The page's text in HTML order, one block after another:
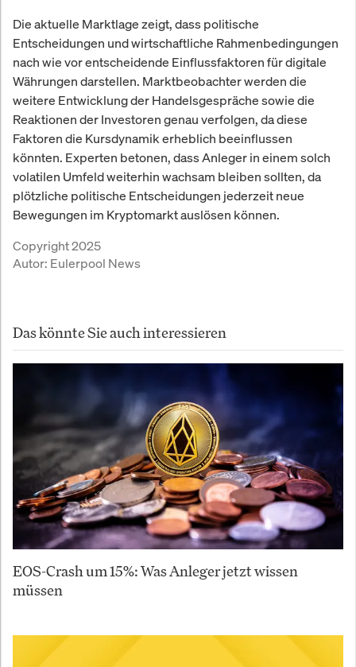
Die aktuelle Marktlage zeigt, dass politische
Entscheidungen und wirtschaftliche Rahmenbedingungen
nach wie vor entscheidende Einflussfaktoren für digitale
Währungen darstellen. Marktbeobachter werden die
weitere Entwicklung der Handelsgespräche sowie die
Reaktionen der Investoren genau verfolgen, da diese
Faktoren die Kursdynamik erheblich beeinflussen
könnten. Experten betonen, dass Anleger in einem solch
volatilen Umfeld weiterhin wachsam bleiben sollten, da
plötzliche politische Entscheidungen jederzeit neue
Bewegungen im Kryptomarkt auslösen können.
Copyright 2025
Autor: Eulerpool News
Das könnte Sie auch interessieren
EOS-Crash um 15%: Was Anleger jetzt wissen
müssen